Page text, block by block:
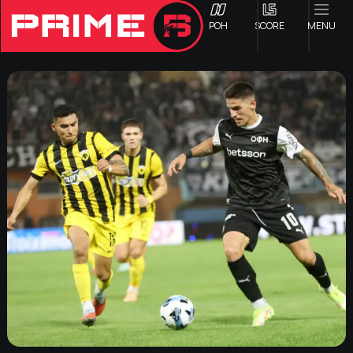
ΡΟΗ SCORE MENU
ΟΦΗ
Γ ΕΘΝΙΚΗ
Α1 ΕΠΣΗ
Α2 ΕΠΣΗ
Β2 ΕΠΣΗ